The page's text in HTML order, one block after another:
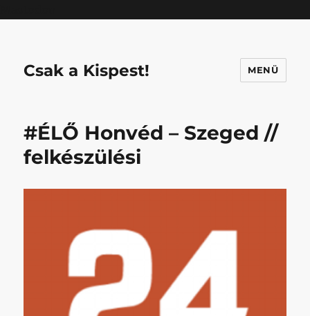
Csak a Kispest! MENÜ
#ÉLŐ Honvéd – Szeged //
felkészülési